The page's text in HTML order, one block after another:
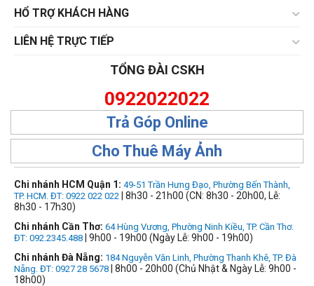
HỔ TRỢ KHÁCH HÀNG
LIÊN HỆ TRỰC TIẾP
TỔNG ĐÀI CSKH
0922022022
Trả Góp Online
Cho Thuê Máy Ảnh
Chi nhánh HCM Quận 1: 49-51 Trần Hưng Đạo, Phường Bến Thành,
TP. HCM. ĐT: 0922 022 022 | 8h30 - 21h00 (CN: 8h30 - 20h00, Lễ:
8h30 - 17h30)
Chi nhánh Cần Thơ: 64 Hùng Vương, Phường Ninh Kiều, TP. Cần Thơ.
ĐT: 092.2345.488 | 9h00 - 19h00 (Ngày Lễ: 9h00 - 19h00)
Chi nhánh Đà Nẵng: 184 Nguyễn Văn Linh, Phường Thanh Khê, TP. Đà
Nẵng. ĐT: 0927 28 5678 | 8h00 - 20h00 (Chủ Nhật & Ngày Lễ: 9h00 -
18h00)